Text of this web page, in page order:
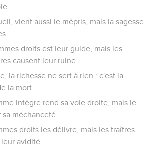
vient aussi le mépris, mais la sagesse
droits est leur guide, mais les
causent leur ruine.
la richesse ne sert à rien : c'est la
la mort.
intègre rend sa voie droite, mais le
méchanceté.
droits les délivre, mais les traîtres
avidité.